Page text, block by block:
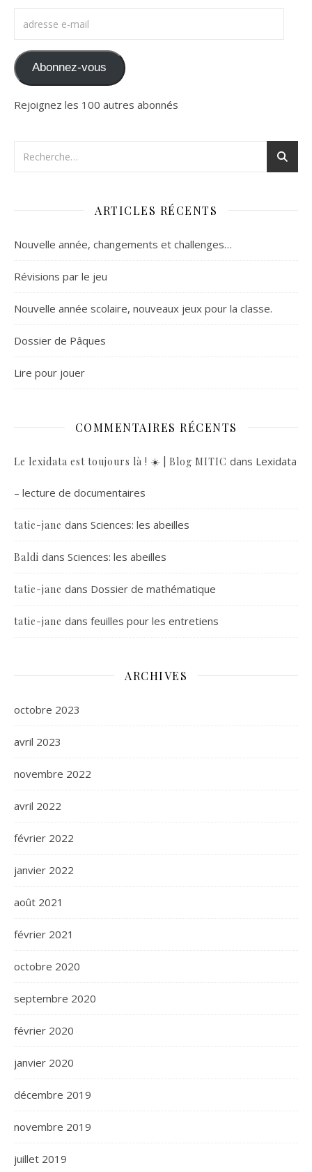
Abonnez-vous
Rejoignez les 100 autres abonnés
ARTICLES RÉCENTS
Nouvelle année, changements et challenges…
Révisions par le jeu
Nouvelle année scolaire, nouveaux jeux pour la classe.
Dossier de Pâques
Lire pour jouer
COMMENTAIRES RÉCENTS
Le lexidata est toujours là ! ☀️ | Blog MITIC dans Lexidata
– lecture de documentaires
tatie-jane dans Sciences: les abeilles
Baldi dans Sciences: les abeilles
tatie-jane dans Dossier de mathématique
tatie-jane dans feuilles pour les entretiens
ARCHIVES
octobre 2023
avril 2023
novembre 2022
avril 2022
février 2022
janvier 2022
août 2021
février 2021
octobre 2020
septembre 2020
février 2020
janvier 2020
décembre 2019
novembre 2019
juillet 2019